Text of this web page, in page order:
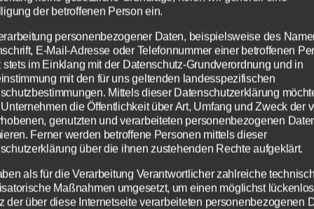
Wohnwelten
es verschiedene Persönlichkeiten gibt,
Möglichkeiten zu wohnen.
noch übersichtlicher zu machen.
der betroffenen Person ein.
personenbezogener Daten, beispielsweise des
E-Mail-Adresse oder Telefonnummer einer betroffenen
stets im Einklang mit der Datenschutz-Grundverordnung und in
mit den für uns geltenden landesspezifischen
Mittels dieser Datenschutzerklärung
die Öffentlichkeit über Art, Umfang und Zweck der
genutzten und verarbeiteten personenbezogenen
Ferner werden betroffene Personen mittels dieser
über die ihnen zustehenden Rechte aufgeklärt.
als für die Verarbeitung Verantwortlicher zahlreiche
Maßnahmen umgesetzt, um einen möglichst
der über diese Internetseite verarbeiteten personenbezogenen